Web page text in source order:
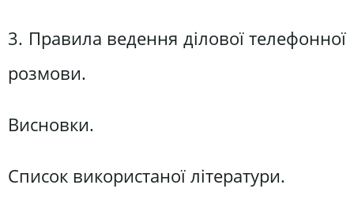
3. Правила ведення ділової телефонної
розмови.
Висновки.
Список використаної літератури.